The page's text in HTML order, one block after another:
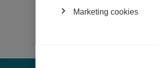
Marketing cookies